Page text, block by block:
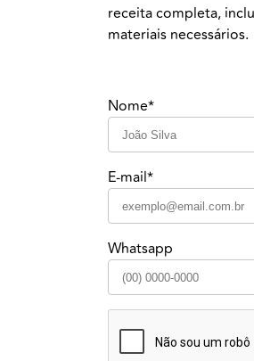
receita completa,
materiais necessários.
Nome*
E-mail*
Whatsapp